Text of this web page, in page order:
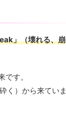
」（壊れる、崩
す。
く）から来ていま